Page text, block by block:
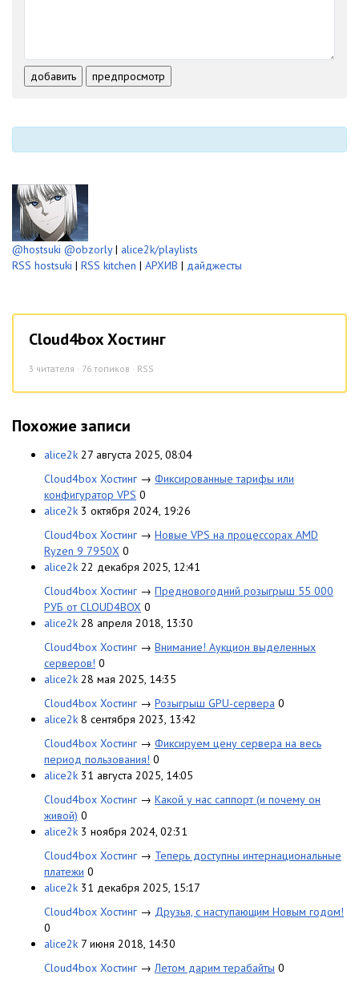
-
-
-
добавить предпросмотр
@hostsuki @obzorly| alice2k/playlists
RSS hostsuki | RSS kitchen | АРХИВ | дайджесты
Cloud4box Хостинг
3 читателя · 76 топиков · RSS
Похожие записи
alice2k 27 августа 2025, 08:04
Cloud4box Хостинг → Фиксированные тарифы или
конфигуратор VPS 0
alice2k 3 октября 2024, 19:26
Cloud4box Хостинг → Новые VPS на процессорах AMD
Ryzen 9 7950X 0
alice2k 22 декабря 2025, 12:41
Cloud4box Хостинг → Предновогодний розыгрыш 55 000
РУБ от CLOUD4BOX 0
alice2k 28 апреля 2018, 13:30
Cloud4box Хостинг → Внимание! Аукцион выделенных
серверов! 0
alice2k 28 мая 2025, 14:35
Cloud4box Хостинг → Розыгрыш GPU-сервера 0
alice2k 8 сентября 2023, 13:42
Cloud4box Хостинг → Фиксируем цену сервера на весь
период пользования! 0
alice2k 31 августа 2025, 14:05
Cloud4box Хостинг → Какой у нас саппорт (и почему он
живой) 0
alice2k 3 ноября 2024, 02:31
Cloud4box Хостинг → Теперь доступны интернациональные
платежи 0
alice2k 31 декабря 2025, 15:17
Cloud4box Хостинг → Друзья, с наступающим Новым годом!
0
alice2k 7 июня 2018, 14:30
Cloud4box Хостинг →Летом дарим терабайты 0